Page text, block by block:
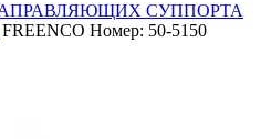
СУППОРТА
FREENCO Номер: 50-5150